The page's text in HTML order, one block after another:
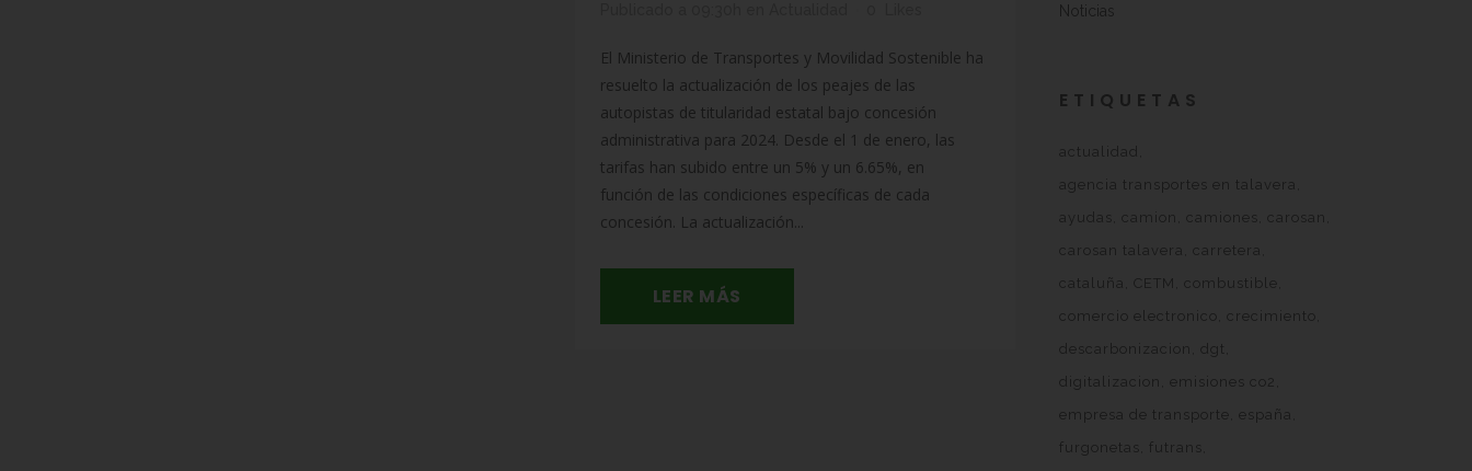
El Ministerio de Transportes y Movilidad Sostenible ha
resuelto la actualización de los peajes de las
autopistas de titularidad estatal bajo concesión
administrativa para 2024. Desde el 1 de enero, las
tarifas han subido entre un 5% y un 6.65%, en
función de las condiciones específicas de cada
concesión. La actualización...
LEER MÁS
Noticias
ETIQUETAS
actualidad
agencia transportes en talavera
ayudas
camion camiones
carosan
carosan talavera
carretera
cataluña
CETM
combustible
comercio electronico
crecimiento
descarbonizacion
dgt
digitalizacion
emisiones co2
empresa de transporte
españa
furgonetas
futrans